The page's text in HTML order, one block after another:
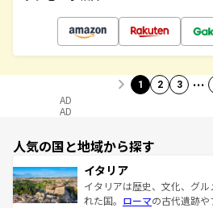
1 2 3 …
AD
AD
人気の国と地域から探す
イタリア
イタリアは歴史、文化、グ
れた国。 ローマの古代遺跡